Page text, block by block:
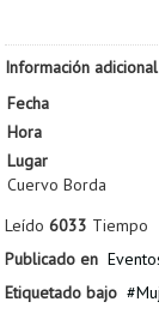
Información adicional
Fecha
Hora
Lugar
Cuervo Borda
Leído 6033 Tiempo
Publicado en
Etiquetado bajo